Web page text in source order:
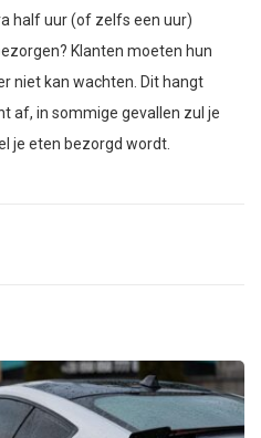
half uur (of zelfs een uur)
Klanten moeten hun
niet kan wachten. Dit hangt
af, in sommige gevallen zul je
je eten bezorgd wordt.